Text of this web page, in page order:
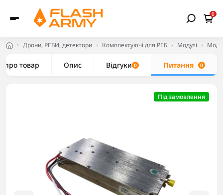
0
Дрони, РЕБИ, детектори Комплектуючі для РЕБ Модулі
про товар Опис Відгуки 0 Питання 0
Під замовлення